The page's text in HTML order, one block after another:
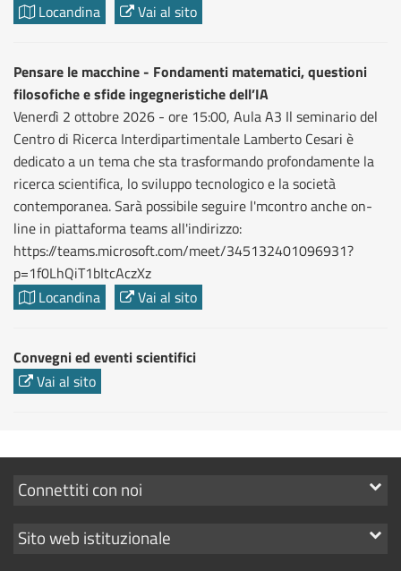
Locandina
Vai al sito
Pensare le macchine - Fondamenti matematici, questioni
filosofiche e sfide ingegneristiche dell’IA
Venerdì 2 ottobre 2026 - ore 15:00, Aula A3 Il seminario del
Centro di Ricerca Interdipartimentale Lamberto Cesari è
dedicato a un tema che sta trasformando profondamente la
ricerca scientifica, lo sviluppo tecnologico e la società
contemporanea. Sarà possibile seguire l'mcontro anche on-
line in piattaforma teams all'indirizzo:
https://teams.microsoft.com/meet/345132401096931?
p=1f0LhQiT1bItcAczXz
Locandina
Vai al sito
Convegni ed eventi scientifici
Vai al sito
Mostra
link
Connettiti con noi
Mostra
Sito web istituzionale